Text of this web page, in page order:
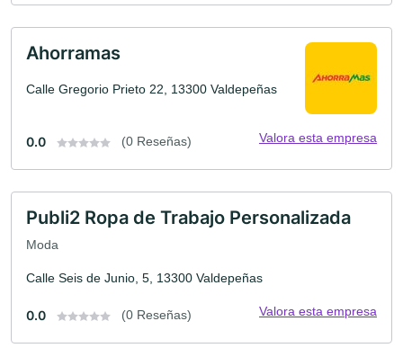
Ahorramas
Calle Gregorio Prieto 22, 13300 Valdepeñas
0.0 (0 Reseñas) Valora esta empresa
Publi2 Ropa de Trabajo Personalizada
Moda
Calle Seis de Junio, 5, 13300 Valdepeñas
0.0 (0 Reseñas) Valora esta empresa